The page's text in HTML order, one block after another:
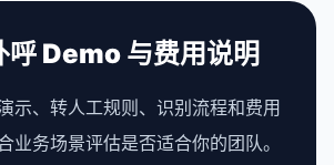
呼 Demo 与费用说明
示、转人工规则、识别流程和费用
业务场景评估是否适合你的团队。